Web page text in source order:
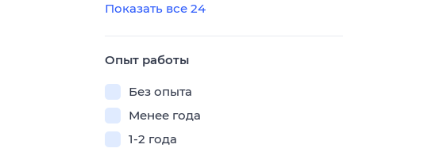
Показать все 24
Опыт работы
Без опыта
Менее года
1-2 года